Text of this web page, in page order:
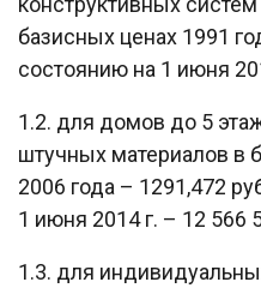
базисных ценах 1991
состоянию на 1 июня
1.2. для домов до 5
штучных материалов в
2006 года – 1291,472
1 июня 2014 г. – 12 566
1.3. для